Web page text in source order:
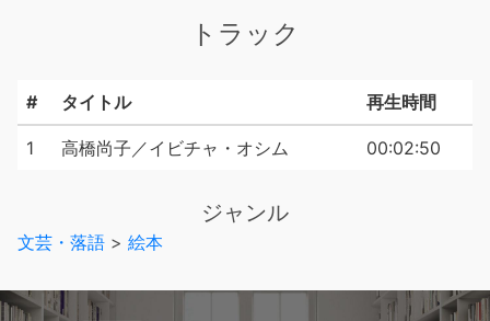
トラック
# タイトル 再生時間
1 高橋尚子／イビチャ・オシム 00:02:50
ジャンル
文芸・落語 > 絵本